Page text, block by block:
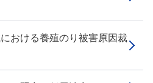
おける養殖のり被害原因裁